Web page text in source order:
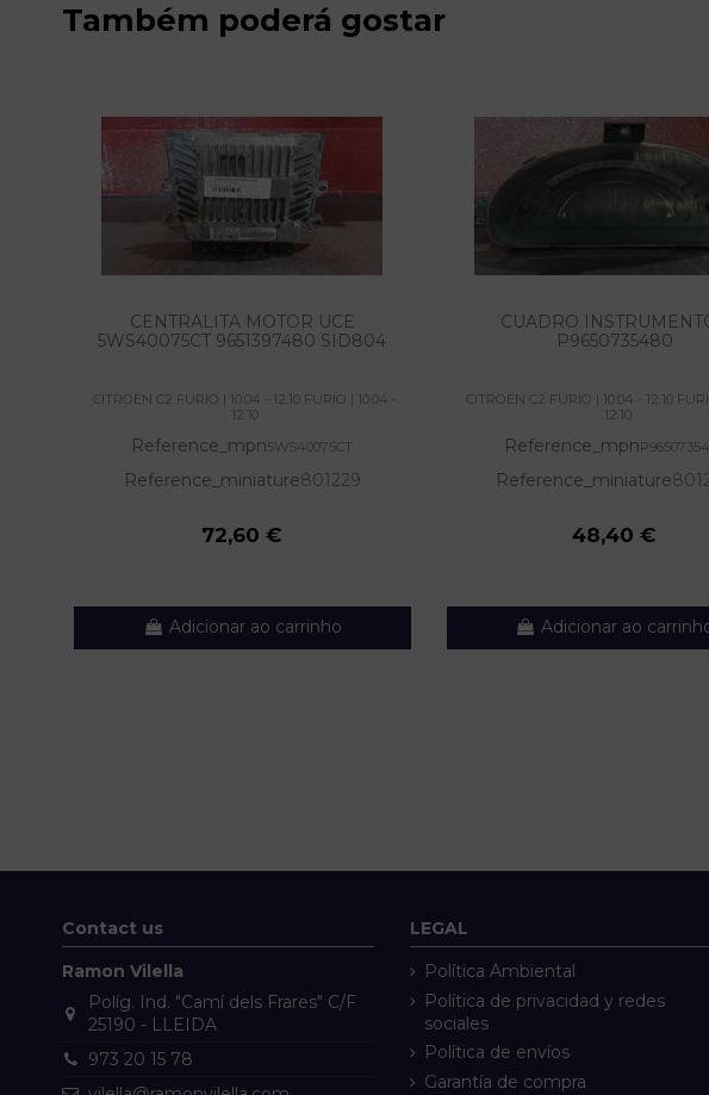
Também poderá gostar
CENTRALITA MOTOR UCE
5WS40075CT 9651397480 SID804
CITROEN C2 FURIO | 10.04 - 12.10 FURIO | 10.04 -
12.10
Reference_mpn5WS40075CT
Reference_miniature801229
72,60 €
Adicionar ao carrinho
CUADRO
P9650735480
CITROEN C2 FURIO | 10.04 - 12.10
12.10
Reference_mpn
Reference_miniature
48,40 €
Adicionar ao
Contact us
Ramon Vilella
Políg. Ind. "Camí dels Frares" C/F
25190 - LLEIDA
973 20 15 78
LEGAL
Política Ambiental
Política de privacidad y redes
sociales
Política de envíos
Garantía de compra